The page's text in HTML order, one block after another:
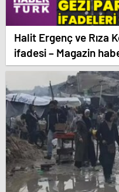
Halit Ergenç ve Rıza
ifadesi – Magazin